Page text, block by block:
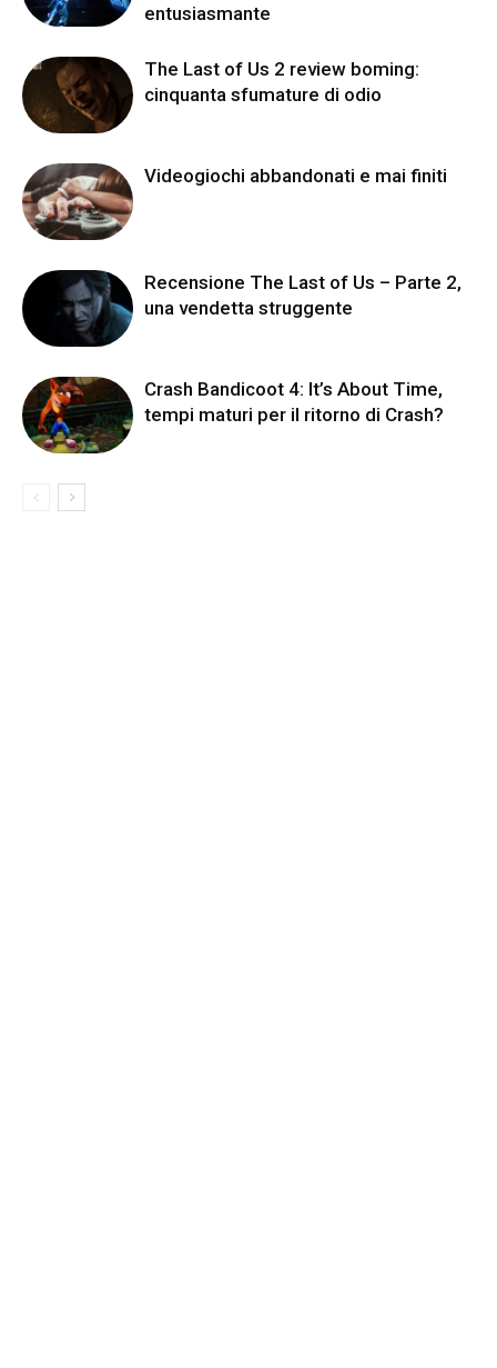
entusiasmante
The Last of Us 2 review boming:
cinquanta sfumature di odio
Videogiochi abbandonati e mai finiti
Recensione The Last of Us – Parte 2,
una vendetta struggente
Crash Bandicoot 4: It’s About Time,
tempi maturi per il ritorno di Crash?